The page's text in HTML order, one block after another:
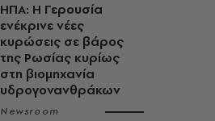
ΗΠΑ: Η Γερουσία
ενέκρινε νέες
κυρώσεις σε βάρος
της Ρωσίας κυρίως
στη βιομηχανία
υδρογονανθράκων
Newsroom